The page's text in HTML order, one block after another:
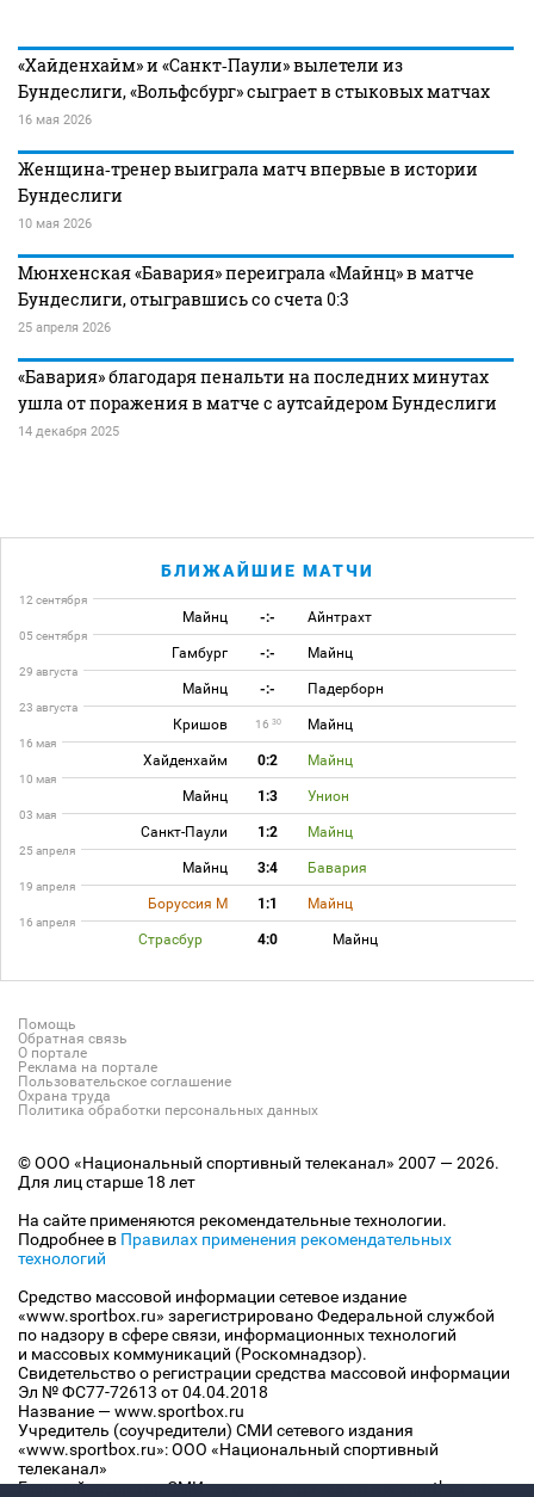
«Хайденхайм» и «Санкт‑Паули» вылетели из
Бундеслиги, «Вольфсбург» сыграет в стыковых матчах
16 мая 2026
Женщина‑тренер выиграла матч впервые в истории
Бундеслиги
10 мая 2026
Мюнхенская «Бавария» переиграла «Майнц» в матче
Бундеслиги, отыгравшись со счета 0:3
25 апреля 2026
«Бавария» благодаря пенальти на последних минутах
ушла от поражения в матче с аутсайдером Бундеслиги
14 декабря 2025
БЛИЖАЙШИЕ МАТЧИ
12 сентября
Майнц -:- Айнтрахт
05 сентября
Гамбург -:- Майнц
29 августа
Майнц -:- Падерборн
23 августа
Кришов 16 30 Майнц
16 мая
Хайденхайм 0:2 Майнц
10 мая
Майнц 1:3 Унион
03 мая
Санкт-Паули 1:2 Майнц
25 апреля
Майнц 3:4 Бавария
19 апреля
Боруссия М 1:1 Майнц
16 апреля
Страсбур 4:0 Майнц
Помощь
Обратная связь
О портале
Реклама на портале
Пользовательское соглашение
Охрана труда
Политика обработки персональных данных
© ООО «Национальный спортивный телеканал» 2007 — 2026.
Для лиц старше 18 лет
На сайте применяются рекомендательные технологии.
Подробнее в Правилах применения рекомендательных
технологий
Средство массовой информации сетевое издание
«www.sportbox.ru» зарегистрировано Федеральной службой
по надзору в сфере связи, информационных технологий
и массовых коммуникаций (Роскомнадзор).
Свидетельство о регистрации средства массовой информации
Эл № ФС77-72613 от 04.04.2018
Название — www.sportbox.ru
Учредитель (соучредители) СМИ сетевого издания
«www.sportbox.ru»: ООО «Национальный спортивный
телеканал»
Главный редактор СМИ сетевого издания «www.sportbox.ru»: